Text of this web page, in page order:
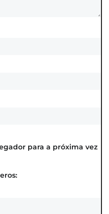
para a próxima vez